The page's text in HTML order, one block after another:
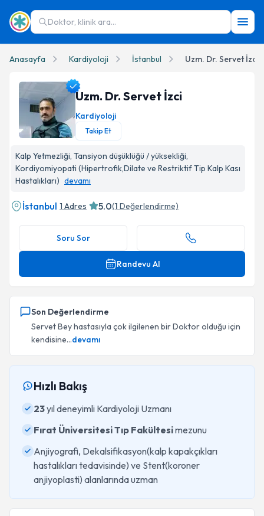
Doktor, klinik ara...
Anasayfa Kardiyoloji İstanbul Uzm. Dr. Servet İzci
Uzm. Dr. Servet İzci
Kardiyoloji
Takip Et
Kalp Yetmezliği, Tansiyon düşüklüğü / yüksekliği,
Kordiyomiyopati (Hipertrofik,Dilate ve Restriktif Tip Kalp Kası
Hastalıkları) devamı
İstanbul 1 Adres 5.0(1 Değerlendirme)
Soru Sor
Randevu Al
Son Değerlendirme
Servet Bey hastasıyla çok ilgilenen bir Doktor olduğu için
kendisine...devamı
Hızlı Bakış
23yıl deneyimli Kardiyoloji Uzmanı
Fırat Üniversitesi Tıp Fakültesimezunu
Anjiyografi, Dekalsifikasyon(kalp kapakçıkları
hastalıkları tedavisinde) ve Stent(koroner
anjiyoplasti) alanlarında uzman